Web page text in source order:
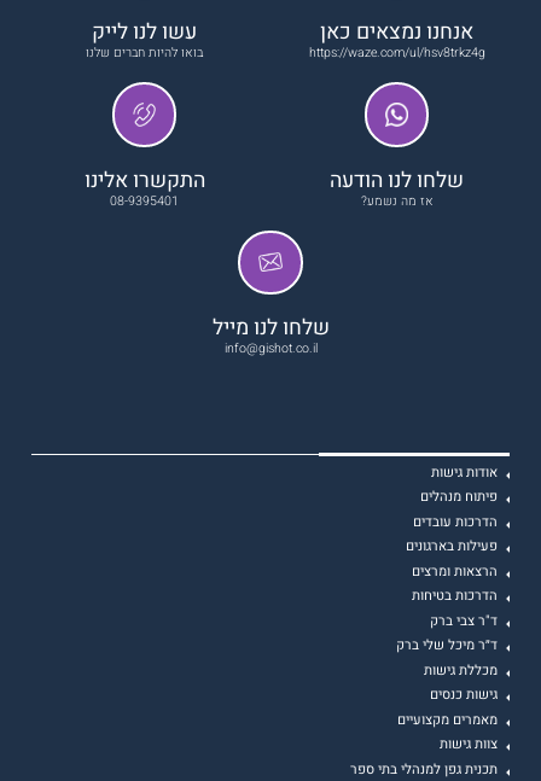
אנחנו נמצאים כאן
https://waze.com/ul/hsv8trkz4g
עשו לנו לייק
בואו להיות חברים שלנו
שלחו לנו הודעה
אז מה נשמע?
התקשרו אלינו
08-9395401
שלחו לנו מייל
info@gishot.co.il
אודות גישות
פיתוח מנהלים
הדרכות עובדים
פעילות בארגונים
הרצאות ומרצים
הדרכות בטיחות
ד"ר צבי ברק
ד״ר מיכל שלי ברק
מכללת גישות
גישות כנסים
מאמרים מקצועיים
צוות גישות
תכנית גפן למנהלי בתי ספר